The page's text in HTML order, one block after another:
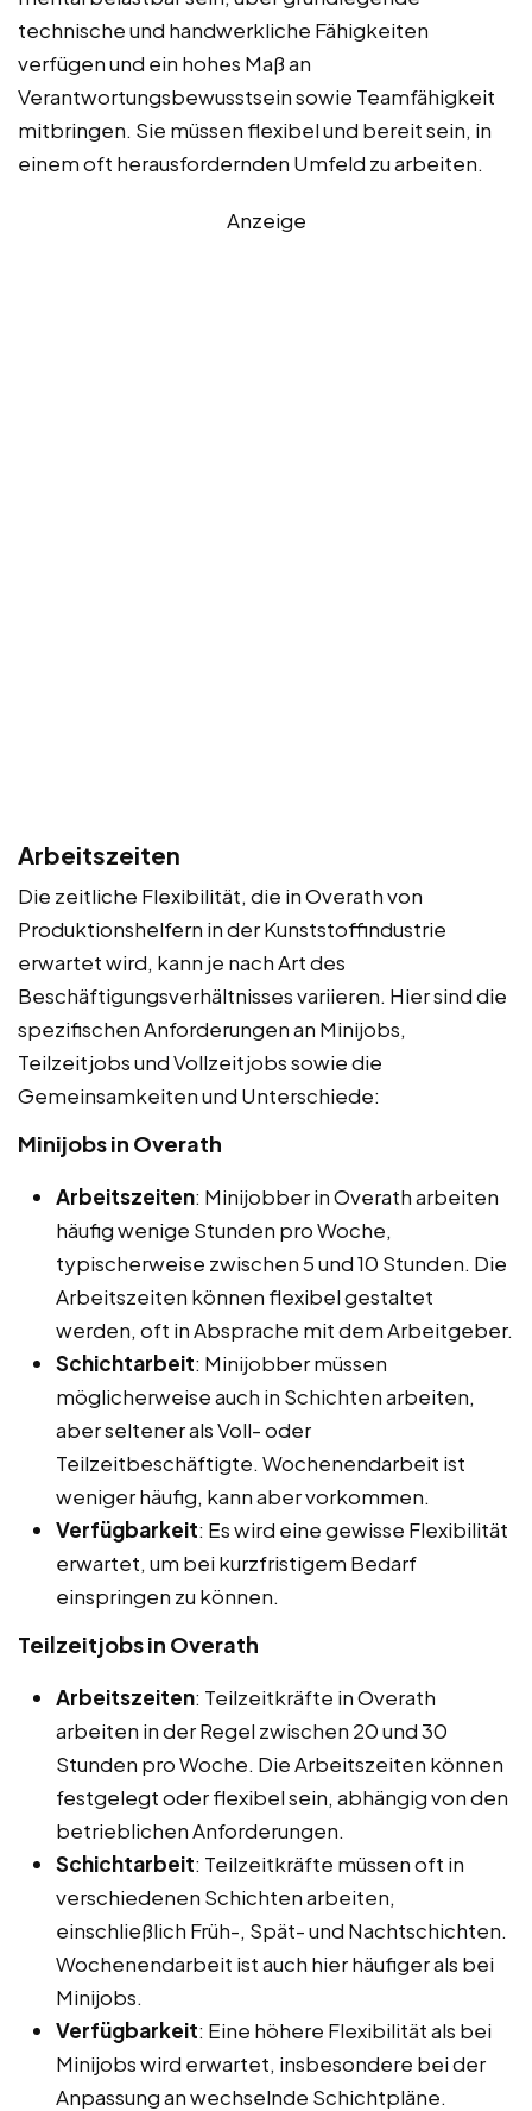
technische und handwerkliche Fähigkeiten
verfügen und ein hohes Maß an
Verantwortungsbewusstsein sowie Teamfähigkeit
mitbringen. Sie müssen flexibel und bereit sein, in
einem oft herausfordernden Umfeld zu arbeiten.
Anzeige
Arbeitszeiten
Die zeitliche Flexibilität, die in Overath von
Produktionshelfern in der Kunststoffindustrie
erwartet wird, kann je nach Art des
Beschäftigungsverhältnisses variieren. Hier sind die
spezifischen Anforderungen an Minijobs,
Teilzeitjobs und Vollzeitjobs sowie die
Gemeinsamkeiten und Unterschiede:
Minijobs in Overath
Arbeitszeiten: Minijobber in Overath arbeiten
häufig wenige Stunden pro Woche,
typischerweise zwischen 5 und 10 Stunden. Die
Arbeitszeiten können flexibel gestaltet
werden, oft in Absprache mit dem Arbeitgeber.
Schichtarbeit: Minijobber müssen
möglicherweise auch in Schichten arbeiten,
aber seltener als Voll- oder
Teilzeitbeschäftigte. Wochenendarbeit ist
weniger häufig, kann aber vorkommen.
Verfügbarkeit: Es wird eine gewisse Flexibilität
erwartet, um bei kurzfristigem Bedarf
einspringen zu können.
Teilzeitjobs in Overath
Arbeitszeiten: Teilzeitkräfte in Overath
arbeiten in der Regel zwischen 20 und 30
Stunden pro Woche. Die Arbeitszeiten können
festgelegt oder flexibel sein, abhängig von den
betrieblichen Anforderungen.
Schichtarbeit: Teilzeitkräfte müssen oft in
verschiedenen Schichten arbeiten,
einschließlich Früh-, Spät- und Nachtschichten.
Wochenendarbeit ist auch hier häufiger als bei
Minijobs.
Verfügbarkeit: Eine höhere Flexibilität als bei
Minijobs wird erwartet, insbesondere bei der
Anpassung an wechselnde Schichtpläne.